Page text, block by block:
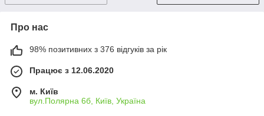
Про нас
98% позитивних з 376 відгуків за рік
Працює з 12.06.2020
м. Київ
вул.Полярна 6б, Київ, Україна